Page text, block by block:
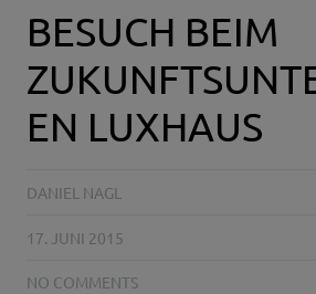
BESUCH BEIM
EN LUXHAUS
DANIEL NAGL
17. JUNI 2015
NO COMMENTS